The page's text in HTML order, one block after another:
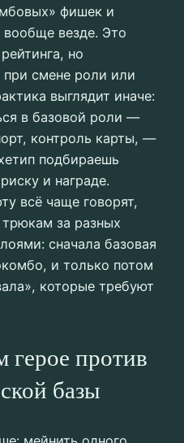
фишек и
вообще везде. Это
но
смене роли или
выглядит иначе:
в базовой роли —
контроль карты, —
подбираешь
и награде.
всё чаще говорят,
за разных
сначала базовая
и только потом
которые требуют
герое против
базы